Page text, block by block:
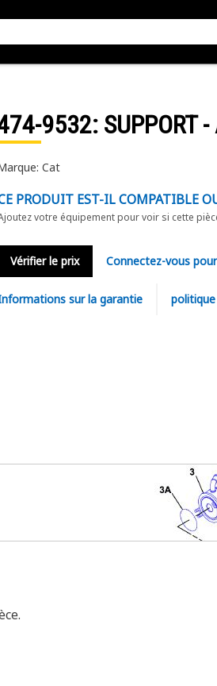
9532: SUPPORT
Cat
PRODUIT EST-IL COMPATIBLE
votre équipement pour voir si cette
Vérifier le prix Connectez-vous
sur la garantie